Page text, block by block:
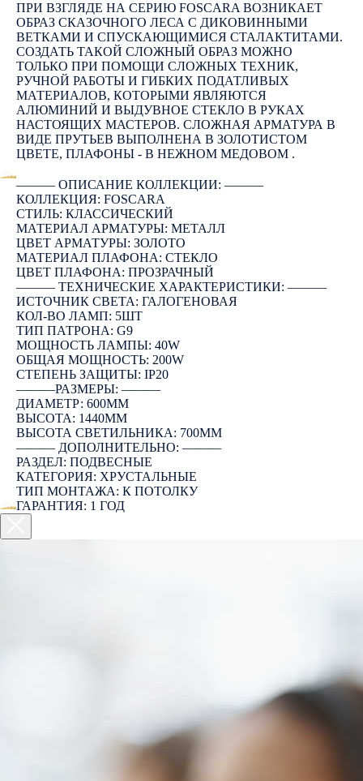
ПРИ ВЗГЛЯДЕ НА СЕРИЮ FOSCARA ВОЗНИКАЕТ
ОБРАЗ СКАЗОЧНОГО ЛЕСА С ДИКОВИННЫМИ
ВЕТКАМИ И СПУСКАЮЩИМИСЯ СТАЛАКТИТАМИ.
СОЗДАТЬ ТАКОЙ СЛОЖНЫЙ ОБРАЗ МОЖНО
ТОЛЬКО ПРИ ПОМОЩИ СЛОЖНЫХ ТЕХНИК,
РУЧНОЙ РАБОТЫ И ГИБКИХ ПОДАТЛИВЫХ
МАТЕРИАЛОВ, КОТОРЫМИ ЯВЛЯЮТСЯ
АЛЮМИНИЙ И ВЫДУВНОЕ СТЕКЛО В РУКАХ
НАСТОЯЩИХ МАСТЕРОВ. СЛОЖНАЯ АРМАТУРА В
ВИДЕ ПРУТЬЕВ ВЫПОЛНЕНА В ЗОЛОТИСТОМ
ЦВЕТЕ, ПЛАФОНЫ - В НЕЖНОМ МЕДОВОМ .
――― ОПИСАНИЕ КОЛЛЕКЦИИ: ―――
КОЛЛЕКЦИЯ: FOSCARA
СТИЛЬ: КЛАССИЧЕСКИЙ
МАТЕРИАЛ АРМАТУРЫ: МЕТАЛЛ
ЦВЕТ АРМАТУРЫ: ЗОЛОТО
МАТЕРИАЛ ПЛАФОНА: СТЕКЛО
ЦВЕТ ПЛАФОНА: ПРОЗРАЧНЫЙ
――― ТЕХНИЧЕСКИЕ ХАРАКТЕРИСТИКИ: ―――
ИСТОЧНИК СВЕТА: ГАЛОГЕНОВАЯ
КОЛ-ВО ЛАМП: 5ШТ
ТИП ПАТРОНА: G9
МОЩНОСТЬ ЛАМПЫ: 40W
ОБЩАЯ МОЩНОСТЬ: 200W
СТЕПЕНЬ ЗАЩИТЫ: IP20
―――РАЗМЕРЫ: ―――
ДИАМЕТР: 600ММ
ВЫСОТА: 1440ММ
ВЫСОТА СВЕТИЛЬНИКА: 700ММ
――― ДОПОЛНИТЕЛЬНО: ―――
РАЗДЕЛ: ПОДВЕСНЫЕ
КАТЕГОРИЯ: ХРУСТАЛЬНЫЕ
ТИП МОНТАЖА: К ПОТОЛКУ
ГАРАНТИЯ: 1 ГОД